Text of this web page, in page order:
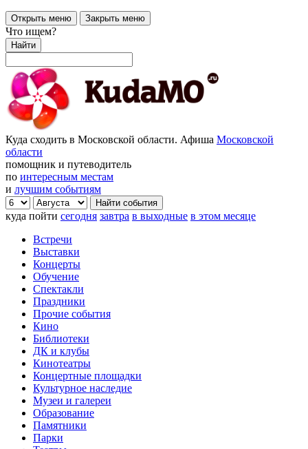
Открыть меню Закрыть меню
Что ищем?
Найти
Куда сходить в Московской области. Афиша Московской
области
помощник и путеводитель
по интересным местам
и лучшим событиям
куда пойти сегодня завтра в выходные в этом месяце
Встречи
Выставки
Концерты
Обучение
Спектакли
Праздники
Прочие события
Кино
Библиотеки
ДК и клубы
Кинотеатры
Концертные площадки
Культурное наследие
Музеи и галереи
Образование
Памятники
Парки